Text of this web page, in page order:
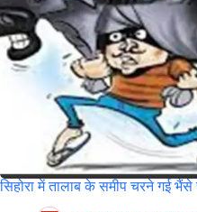
सिहोरा में तालाब के समीप चरने गई भैंसे